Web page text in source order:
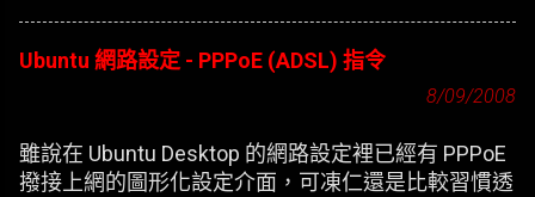
Ubuntu 網路設定 - PPPoE (ADSL) 指令
8/09/2008
雖說在 Ubuntu Desktop 的網路設定裡已經有 PPPoE
撥接上網的圖形化設定介面，可凍仁還是比較習慣透